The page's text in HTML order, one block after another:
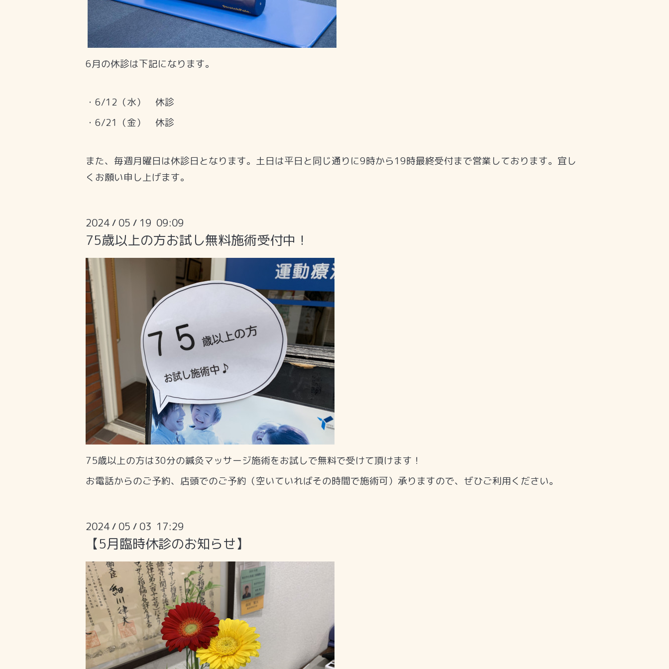
6月の休診は下記になります。
・6/12（水） 休診
・6/21（金） 休診
また、毎週月曜日は休診日となります。土日は平日と同じ通りに9時から19時最終受付まで営業しております。宜し
くお願い申し上げます。
2024 / 05 / 19 09:09
75歳以上の方お試し無料施術受付中！
75歳以上の方は30分の鍼灸マッサージ施術をお試しで無料で受けて頂けます！
お電話からのご予約、店頭でのご予約（空いていればその時間で施術可）承りますので、ぜひご利用ください。
2024 / 05 / 03 17:29
【5月臨時休診のお知らせ】